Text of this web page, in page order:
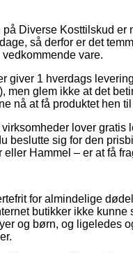
på Diverse Kosttilskud
så derfor er det
vare.
giver 1 hverdags
men glem ikke at det
nå at få produktet hen
lover
beslutte sig for den
Hammel – er at få
for almindelige
butikker ikke
og børn, og ligeledes